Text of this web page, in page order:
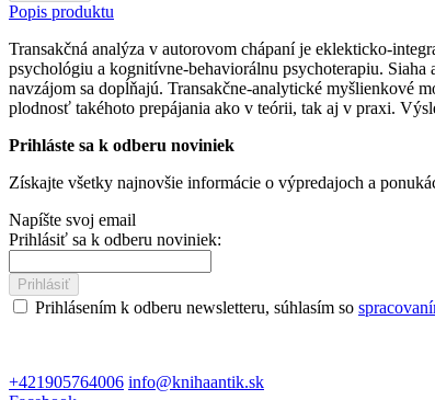
Popis produktu
Transakčná analýza v autorovom chápaní je eklekticko-
psychológiu a kognitívne-behaviorálnu psychoterapiu.
navzájom sa dopĺňajú. Transakčne-analytické myšlienkové
plodnosť takéhoto prepájania ako v teórii, tak aj v praxi.
Prihláste sa k odberu noviniek
Získajte všetky najnovšie informácie o výpredajoch a
Napíšte svoj email
Prihlásiť sa k odberu noviniek:
Prihlásiť
Prihlásením k odberu newsletteru, súhlasím so
+421905764006 info@knihaantik.sk